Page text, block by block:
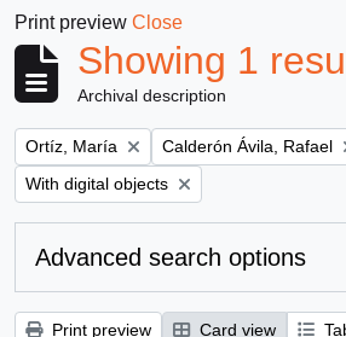
Print preview Close
Showing 1
Archival description
Remove filter:
Ortíz, María Remove filter:
Calderón Ávila, Rafael
Remove filter:
With digital objects
Advanced search options
Print preview Card view